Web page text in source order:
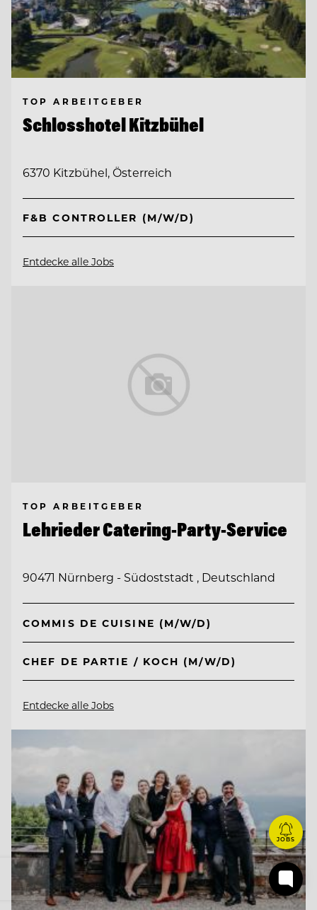
TOP ARBEITGEBER
Schlosshotel Kitzbühel
6370 Kitzbühel, Österreich
F&B CONTROLLER (M/W/D)
Entdecke alle Jobs
TOP ARBEITGEBER
Lehrieder Catering-Party-Service
90471 Nürnberg - Südoststadt , Deutschland
COMMIS DE CUISINE (M/W/D)
CHEF DE PARTIE / KOCH (M/W/D)
Entdecke alle Jobs
JOBS